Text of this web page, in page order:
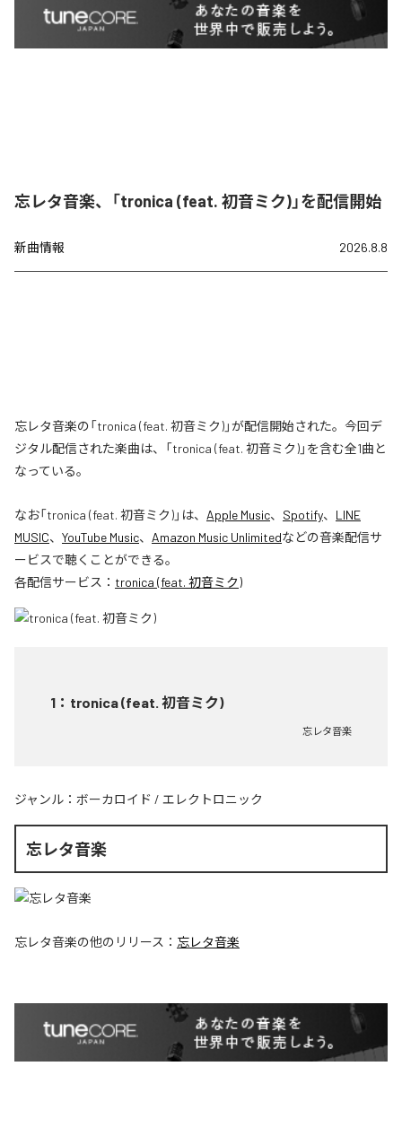
忘レタ音楽、「tronica (feat. 初音ミク)」を配信開始
新曲情報 2026.8.8
忘レタ音楽の「tronica (feat. 初音ミク)」が配信開始された。今回デ
ジタル配信された楽曲は、「tronica (feat. 初音ミク)」を含む全1曲と
なっている。
なお「tronica (feat. 初音ミク)」は、 Apple Music、 Spotify、 LINE
MUSIC、 YouTube Music、 Amazon Music Unlimitedなどの音楽配信サ
ービスで聴くことができる。
各配信サービス： tronica (feat. 初音ミク)
1 ： tronica (feat. 初音ミク)
忘レタ音楽
ジャンル： ボーカロイド / エレクトロニック
忘レタ音楽
忘レタ音楽の他のリリース： 忘レタ音楽